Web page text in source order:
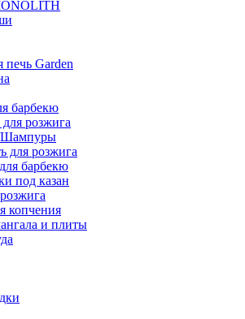
печь Garden
барбекю
розжига
Шампуры
для розжига
барбекю
под казан
копчения
и плиты